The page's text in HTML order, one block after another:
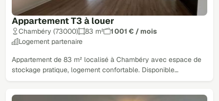
Appartement T3 à louer
Chambéry (73000) 83 m²
1 001 € / mois
Logement partenaire
Appartement de 83 m² localisé à Chambéry avec espace de
stockage pratique, logement confortable. Disponible…